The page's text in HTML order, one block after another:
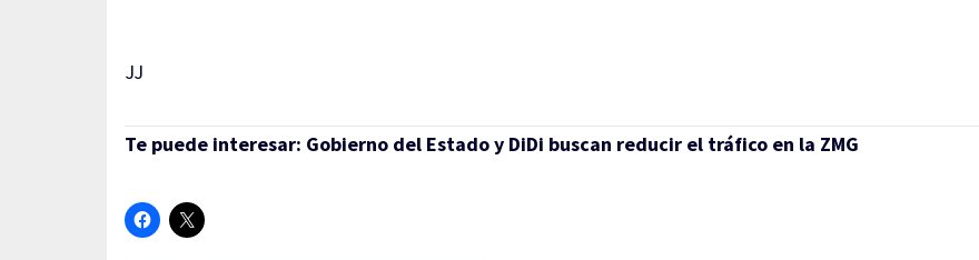
JJ
Te puede interesar: Gobierno del Estado y DiDi buscan reducir el tráfico en la ZMG